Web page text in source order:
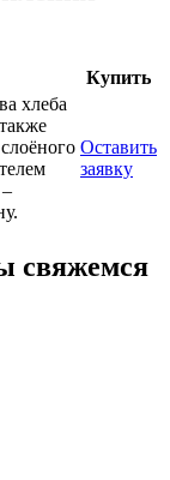
Купить
хлеба
Оставить
заявку
свяжемся